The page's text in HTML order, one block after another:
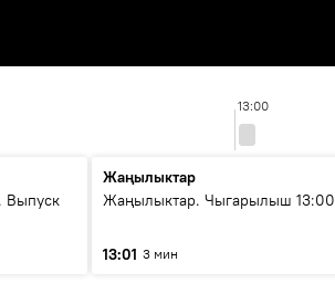
13:00
Выпуск
Жаңылыктар
Жаңылыктар. Чыгарылыш 13:00
13:01 3 мин